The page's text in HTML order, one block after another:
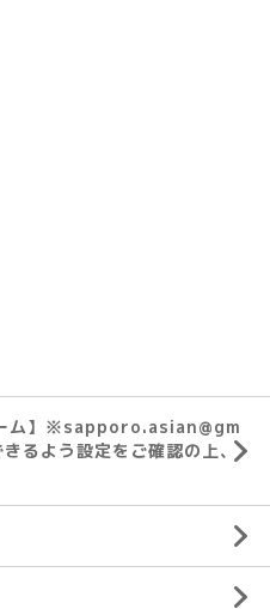
ーム】※sapporo.asian@gm
るよう設定をご確認の上、